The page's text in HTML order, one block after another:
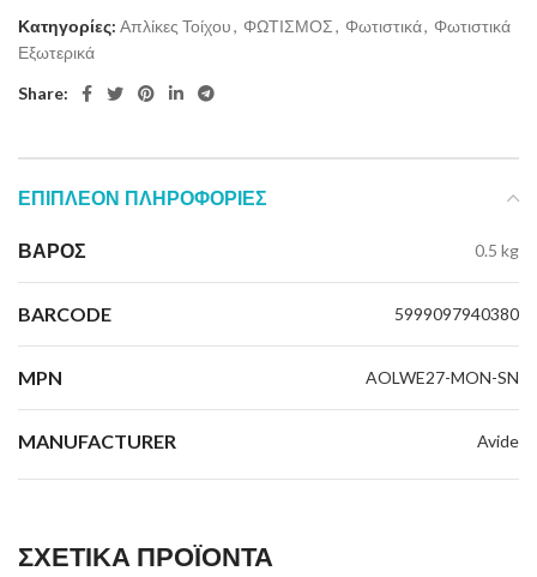
Κατηγορίες: Απλίκες Τοίχου, ΦΩΤΙΣΜΟΣ, Φωτιστικά, Φωτιστικά
Εξωτερικά
Share:
ΕΠΙΠΛΈΟΝ ΠΛΗΡΟΦΟΡΊΕΣ
ΒΆΡΟΣ 0.5 kg
BARCODE 5999097940380
MPN AOLWE27-MON-SN
MANUFACTURER Avide
ΣΧΕΤΙΚΆ ΠΡΟΪΌΝΤΑ